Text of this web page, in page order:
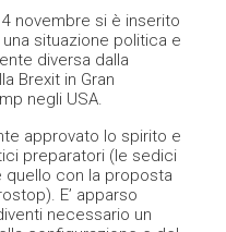
novembre si è inserito
situazione politica e
diversa dalla
Brexit in Gran
negli USA.
approvato lo spirito e
preparatori (le sedici
quello con la proposta
E’ apparso
necessario un